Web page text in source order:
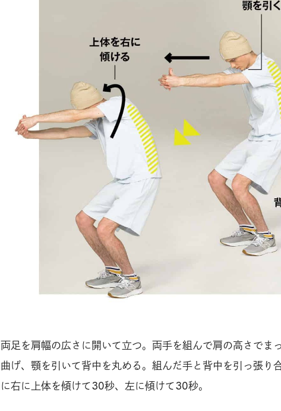
両足を肩幅の広さに開いて立つ。両手を組んで肩の高さでま
曲げ、顎を引いて背中を丸める。組んだ手と背中を引っ張り
に右に上体を傾けて30秒、左に傾けて30秒。